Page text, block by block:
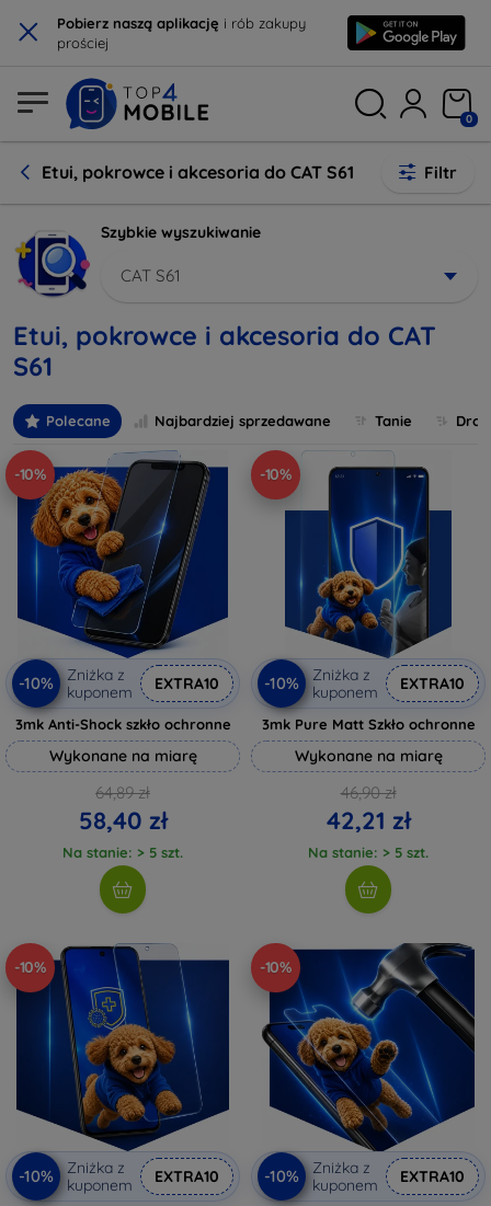
× Pobierz naszą aplikację i rób zakupy
prościej
0
Etui, pokrowce i akcesoria do CAT S61 Filtr
Szybkie wyszukiwanie
CAT S61
Etui, pokrowce i akcesoria do CAT
S61
Polecane Najbardziej sprzedawane Tanie
-10%
-10%
Zniżka z
kuponem
EXTRA10
3mk Anti-Shock szkło ochronne
Wykonane na miarę
64,89 zł
58,40 zł
Na stanie: > 5 szt.
-10%
-10%
Zniżka z
kuponem
EXTRA10
3mk Pure Matt Szkło ochronne
Wykonane na miarę
46,90 zł
42,21 zł
Na stanie: > 5 szt.
-10%
-10%
Zniżka z
kuponem
EXTRA10
-10%
-10%
Zniżka z
kuponem
EXTRA10